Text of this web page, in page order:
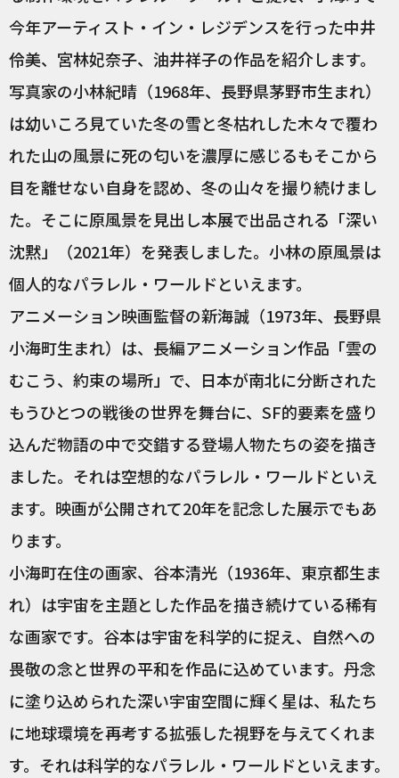
今年アーティスト・イン・レジデンスを行った中井
伶美、宮林妃奈子、油井祥子の作品を紹介します。
写真家の小林紀晴（1968年、長野県茅野市生まれ）
は幼いころ見ていた冬の雪と冬枯れした木々で覆わ
れた山の風景に死の匂いを濃厚に感じるもそこから
目を離せない自身を認め、冬の山々を撮り続けまし
た。そこに原風景を見出し本展で出品される「深い
沈黙」（2021年）を発表しました。小林の原風景は
個人的なパラレル・ワールドといえます。
アニメーション映画監督の新海誠（1973年、長野県
小海町生まれ）は、長編アニメーション作品「雲の
むこう、約束の場所」で、日本が南北に分断された
もうひとつの戦後の世界を舞台に、SF的要素を盛り
込んだ物語の中で交錯する登場人物たちの姿を描き
ました。それは空想的なパラレル・ワールドといえ
ます。映画が公開されて20年を記念した展示でもあ
ります。
小海町在住の画家、谷本清光（1936年、東京都生ま
れ）は宇宙を主題とした作品を描き続けている稀有
な画家です。谷本は宇宙を科学的に捉え、自然への
畏敬の念と世界の平和を作品に込めています。丹念
に塗り込められた深い宇宙空間に輝く星は、私たち
に地球環境を再考する拡張した視野を与えてくれま
す。それは科学的なパラレル・ワールドといえます。